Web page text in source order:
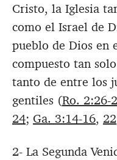
Cristo, la Iglesia
como el Israel de
pueblo de Dios en
compuesto tan
tanto de entre los
gentiles (Ro. 2:26-
24; Ga. 3:14-16, 22
2- La Segunda